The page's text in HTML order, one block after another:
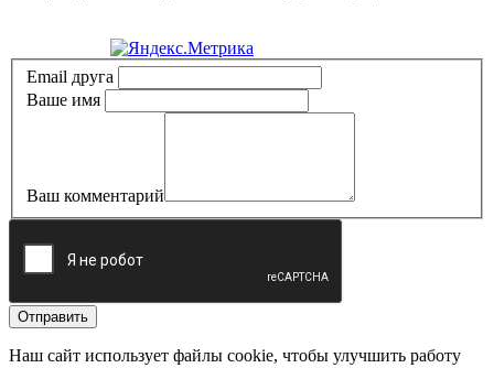
Email друга
Ваше имя
Ваш комментарий
Отправить
Наш сайт использует файлы cookie, чтобы улучшить работу